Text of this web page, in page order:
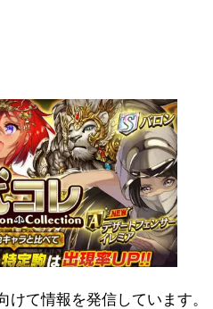
て情報を発信しています。